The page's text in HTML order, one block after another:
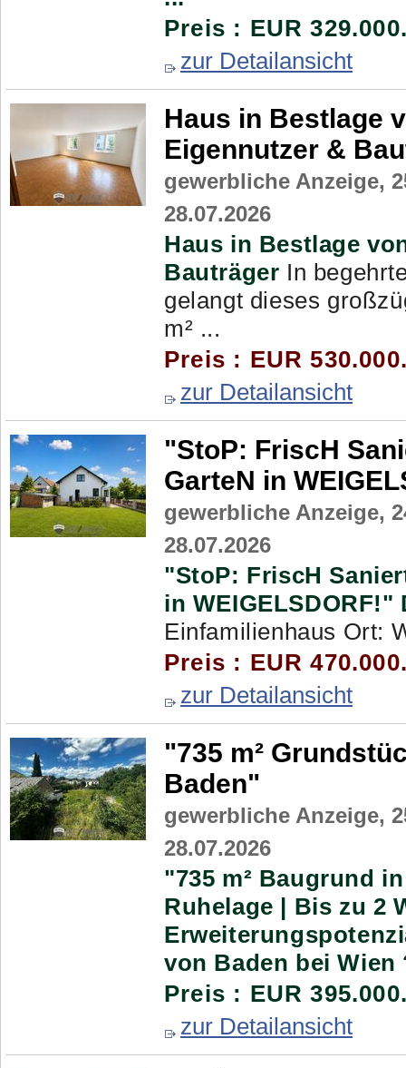
Preis : EUR
zur Detailansicht
Haus in Bestlage
Eigennutzer &
gewerbliche Anzeige,
28.07.2026
Haus in Bestlage
Bauträger In
gelangt dieses
m² ...
Preis : EUR
zur Detailansicht
"StoP: FriscH
GarteN in
gewerbliche Anzeige,
28.07.2026
"StoP: FriscH
in WEIGELSDORF!"
Einfamilienhaus Ort:
Preis : EUR
zur Detailansicht
"735 m²
Baden"
gewerbliche Anzeige,
28.07.2026
"735 m² Baugrund
Ruhelage | Bis zu 2
von Baden bei Wien
Preis : EUR
zur Detailansicht